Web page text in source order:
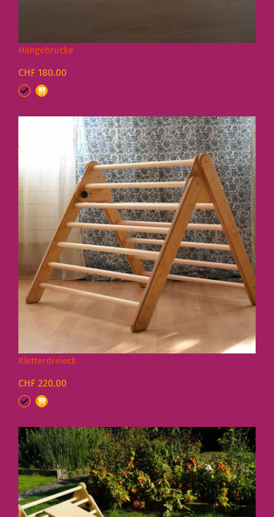
Hängebrücke
CHF 180.00
Kletterdreieck
CHF 220.00